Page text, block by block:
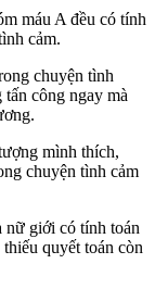
máu A đều có tính
cảm.
chuyện tình
công ngay mà
mình thích,
chuyện tình cảm
nữ giới có tính toán
quyết toán còn